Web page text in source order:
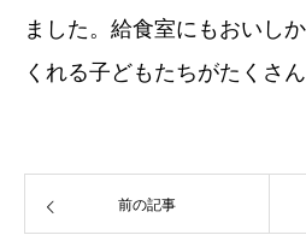
ました。給食室にもおいし
くれる子どもたちがたくさん
前の記事